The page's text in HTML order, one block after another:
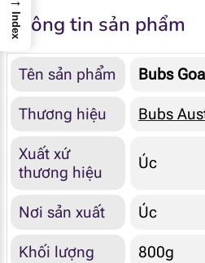
Thông tin sản phẩm
Tên sản phẩm Bubs
Thương hiệu Bubs
Xuất xứ
thương hiệu
Úc
Nơi sản xuất Úc
Khối lượng 800g
Index